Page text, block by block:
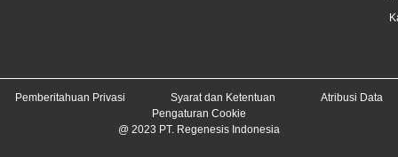
Pemberitahuan Privasi Syarat dan Ketentuan
Atribusi Data
Pengaturan Cookie
@ 2023 PT. Regenesis Indonesia